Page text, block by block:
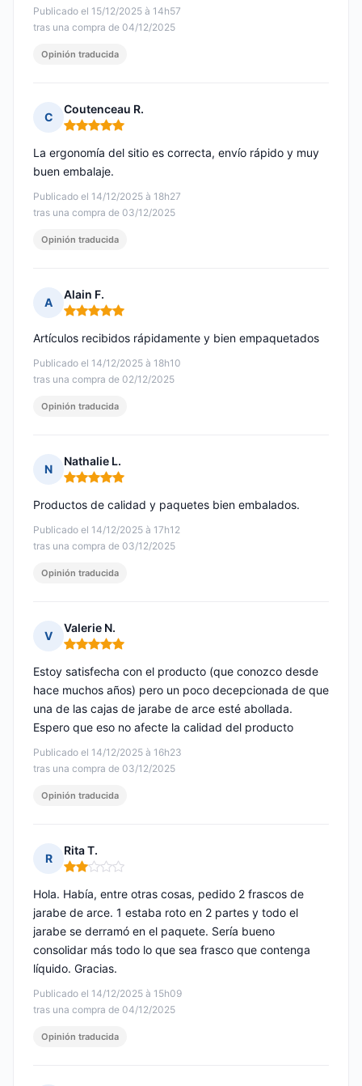
Publicado el 15/12/2025 à 14h57
tras una compra de 04/12/2025
Opinión traducida
C
Coutenceau R.
Nota: 5 de 5
Publicado el 14/12/2025 à 18h27
tras una compra de 03/12/2025
La ergonomía del sitio es correcta, envío rápido y muy
buen embalaje.
Opinión traducida
A
Alain F.
Nota: 5 de 5
Publicado el 14/12/2025 à 18h10
tras una compra de 02/12/2025
Artículos recibidos rápidamente y bien empaquetados
Opinión traducida
N
Nathalie L.
Nota: 5 de 5
Publicado el 14/12/2025 à 17h12
tras una compra de 03/12/2025
Productos de calidad y paquetes bien embalados.
Opinión traducida
V
Valerie N.
Nota: 5 de 5
Publicado el 14/12/2025 à 16h23
tras una compra de 03/12/2025
Estoy satisfecha con el producto (que conozco desde
hace muchos años) pero un poco decepcionada de que
una de las cajas de jarabe de arce esté abollada.
Espero que eso no afecte la calidad del producto
Opinión traducida
R
Rita T.
Nota: 2 de 5
Publicado el 14/12/2025 à 15h09
tras una compra de 04/12/2025
Hola. Había, entre otras cosas, pedido 2 frascos de
jarabe de arce. 1 estaba roto en 2 partes y todo el
jarabe se derramó en el paquete. Sería bueno
consolidar más todo lo que sea frasco que contenga
líquido. Gracias.
Opinión traducida